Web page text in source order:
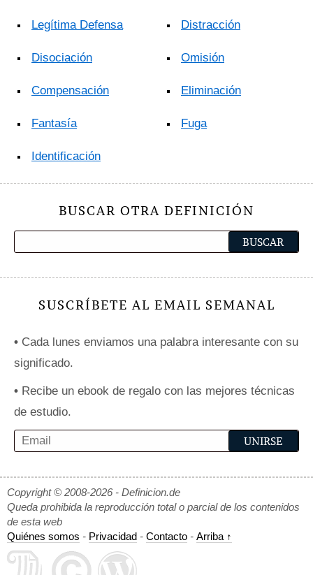
Legítima Defensa
Disociación
Compensación
Fantasía
Identificación
Distracción
Omisión
Eliminación
Fuga
BUSCAR OTRA DEFINICIÓN
SUSCRÍBETE AL EMAIL SEMANAL
• Cada lunes enviamos una palabra interesante con su
significado.
• Recibe un ebook de regalo con las mejores técnicas
de estudio.
Copyright © 2008-2026 - Definicion.de
Queda prohibida la reproducción total o parcial de los contenidos
de esta web
Quiénes somos - Privacidad - Contacto - Arriba ↑